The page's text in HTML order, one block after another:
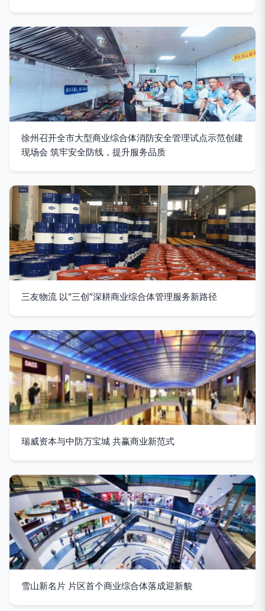
徐州召开全市大型商业综合体消防安全管理试点示范创建
现场会 筑牢安全防线，提升服务品质
三友物流 以“三创”深耕商业综合体管理服务新路径
瑞威资本与中防万宝城 共赢商业新范式
雪山新名片 片区首个商业综合体落成迎新貌